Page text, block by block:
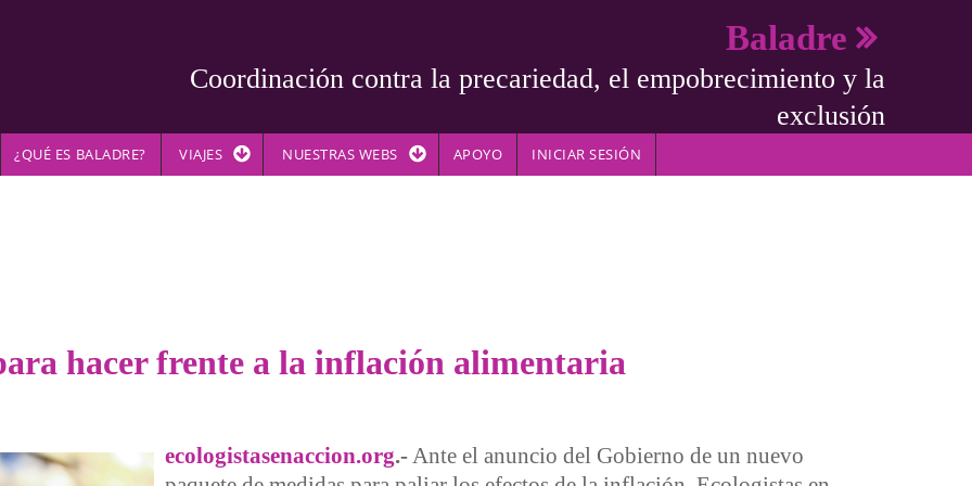
Baladre
Coordinación contra la precariedad, el empobrecimiento y la
exclusión
¿QUÉ ES BALADRE? VIAJES NUESTRAS WEBS APOYO INICIAR SESIÓN
hacer frente a la inflación alimentaria
ecologistasenaccion.org.- Ante el anuncio del Gobierno de un nuevo